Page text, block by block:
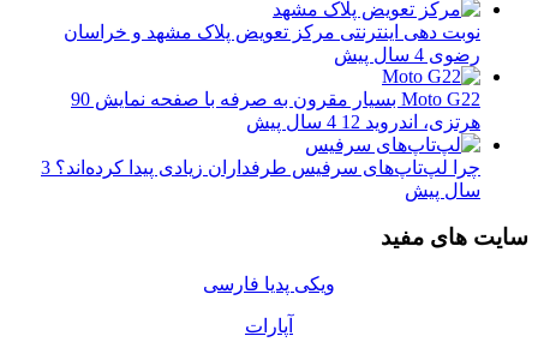
نوبت دهی اینترنتی مرکز تعویض پلاک مشهد و خراسان
رضوی 4 سال پیش
Moto G22 بسیار مقرون به صرفه با صفحه نمایش 90
هرتزی، اندروید 12
4 سال پیش
چرا لپ‌تاپ‌های سرفیس طرفداران زیادی پیدا کرده‌اند؟ 3
سال پیش
سایت های مفید
ویکی پدیا فارسی
آپارات